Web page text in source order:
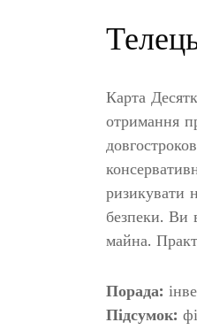
Карта
отримання
ризикувати
безпеки. Ви
майна.
Порада:
Підсумок: